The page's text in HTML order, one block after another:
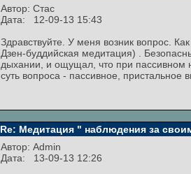
Автор: Стас
Дата: 12-09-13 15:43
Здравствуйте. У меня возник вопрос.
Дзен-буддийская медитация) .
дыхании, и ощущал, что при пассивном
суть вопроса - пассивное,
Re: Медитация " наблюдения за
Автор: Admin
Дата: 13-09-13 12:26